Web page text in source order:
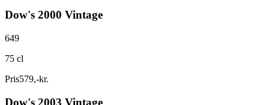
Dow's 2000 Vintage
649
75 cl
Pris579,-kr.
Dow's 2003 Vintage